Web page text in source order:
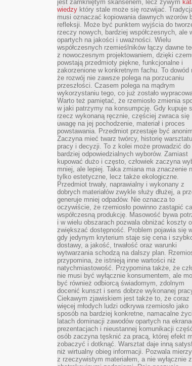
jest zamkniętym skansenem, lecz żywym
wiedzy który stale może się rozwijać.
musi oznaczać kopiowania dawnych wzorów
refleksji. Może być punktem wyjścia do
rzeczy nowych, bardziej współczesnych, ale
opartych na jakości i uważności. Wielu
współczesnych rzemieślników łączy dawne
z nowoczesnym projektowaniem, dzięki
powstają przedmioty piękne, funkcjonalne i
zakorzenione w konkretnym fachu. To dowód
że rozwój nie zawsze polega na porzucaniu
przeszłości. Czasem polega na mądrym
wykorzystaniu tego, co już zostało
Warto też pamiętać, że rzemiosło zmienia
w jaki patrzymy na konsumpcję. Gdy kupuje
rzecz wykonaną ręcznie, częściej zwraca się
uwagę na jej pochodzenie, materiał i proces
powstawania. Przedmiot przestaje być
Zaczyna mieć twarz twórcy, historię
pracy i decyzji. To z kolei może prowadzić do
bardziej odpowiedzialnych wyborów. Zamiast
kupować dużo i często, człowiek zaczyna
mniej, ale lepiej. Taka zmiana ma znaczenie
tylko estetyczne, lecz także ekologiczne.
Przedmiot trwały, naprawialny i wykonany z
dobrych materiałów zwykle służy dłużej, a
generuje mniej odpadów. Nie oznacza to
oczywiście, że rzemiosło powinno zastąpić
współczesną produkcję. Masowość bywa
i w wielu obszarach pozwala obniżać koszty
zwiększać dostępność. Problem pojawia się
gdy jedynym kryterium staje się cena i
dostawy, a jakość, trwałość oraz warunki
wytwarzania schodzą na dalszy plan.
przypomina, że istnieją inne wartości niż
natychmiastowość. Przypomina także, że
nie musi być wyłącznie konsumentem, ale
być również odbiorcą świadomym, zdolnym
docenić kunszt i sens dobrze wykonanej
Ciekawym zjawiskiem jest także to, że coraz
więcej młodych ludzi odkrywa rzemiosło jako
sposób na bardziej konkretne, namacalne
latach dominacji zawodów opartych na
prezentacjach i nieustannej komunikacji
osób zaczyna tęsknić za pracą, której efekt
zobaczyć i dotknąć. Warsztat daje inną
niż wirtualny obieg informacji. Pozwala
z rzeczywistym materiałem, a nie wyłącznie z